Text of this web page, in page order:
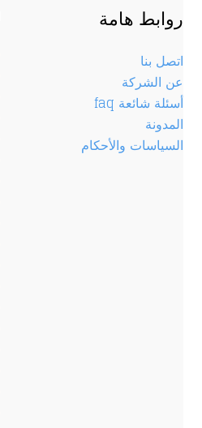
روابط هامة
اتصل بنا
عن الشركة
أسئلة شائعة faq
المدونة
السياسات والأحكام